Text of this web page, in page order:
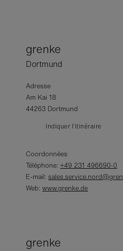
grenke
Dortmund
Adresse
Am Kai 18
44263 Dortmund
Indiquer l’itinéraire
Coordonnées
Téléphone:+49 231 496690-0
E-mail:
Web:www.grenke.de
grenke